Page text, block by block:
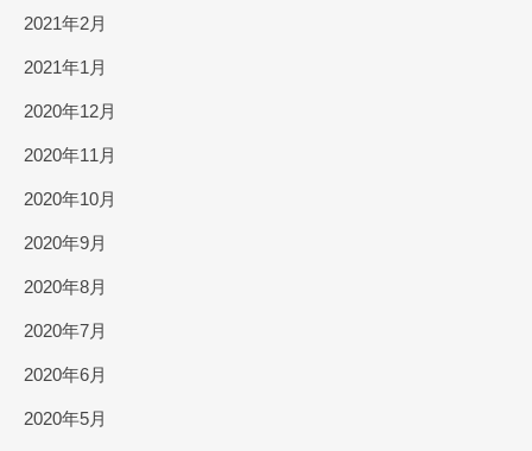
2021年2月
2021年1月
2020年12月
2020年11月
2020年10月
2020年9月
2020年8月
2020年7月
2020年6月
2020年5月